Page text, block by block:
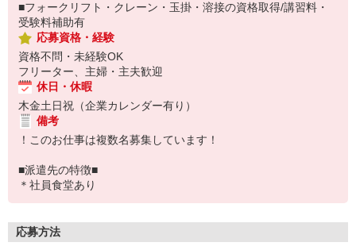
■フォークリフト・クレーン・玉掛・溶接の資格取得/講習料・
受験料補助有
応募資格・経験
資格不問・未経験OK
フリーター、主婦・主夫歓迎
休日・休暇
木金土日祝（企業カレンダー有り）
備考
！このお仕事は複数名募集しています！
■派遣先の特徴■
＊社員食堂あり
応募方法